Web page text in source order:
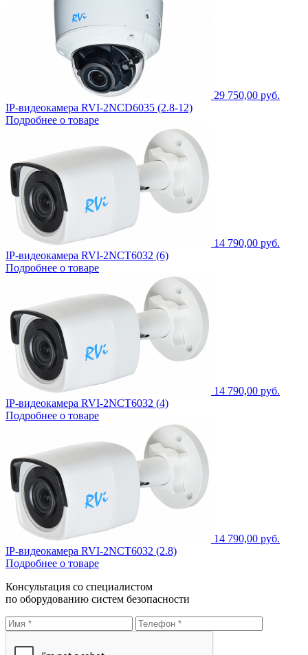
29 750,00 руб.
IP-видеокамера RVI-2NCD6035 (2.8-12)
Подробнее о товаре
14 790,00 руб.
IP-видеокамера RVI-2NCT6032 (6)
Подробнее о товаре
14 790,00 руб.
IP-видеокамера RVI-2NCT6032 (4)
Подробнее о товаре
14 790,00 руб.
IP-видеокамера RVI-2NCT6032 (2.8)
Подробнее о товаре
Консультация со специалистом
по оборудованию систем безопасности